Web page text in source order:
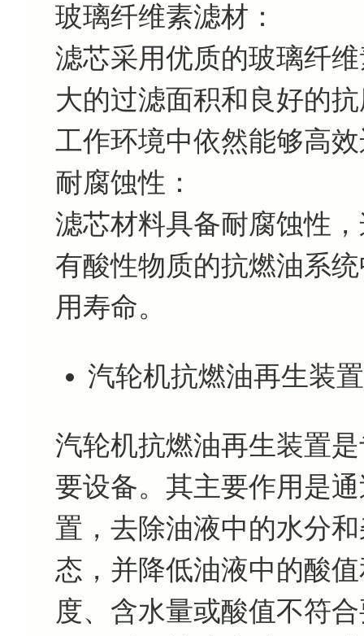
玻璃纤维素滤材：
滤芯采用优质的玻璃纤
大的过滤面积和良好的
工作环境中依然能够高
耐腐蚀性：
滤芯材料具备耐腐蚀性
有酸性物质的抗燃油系
用寿命。
汽轮机抗燃油再生装
汽轮机抗燃油再生装置
要设备。其主要作用是
置，去除油液中的水分
态，并降低油液中的酸
度、含水量或酸值不符